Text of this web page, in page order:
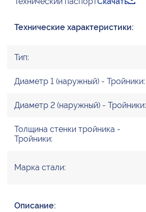
Технические характеристики:
Тип:
Диаметр 1 (наружный) - Тройники:
Диаметр 2 (наружный) - Тройники:
Толщина стенки тройника -
Тройники:
Марка стали:
Описание: